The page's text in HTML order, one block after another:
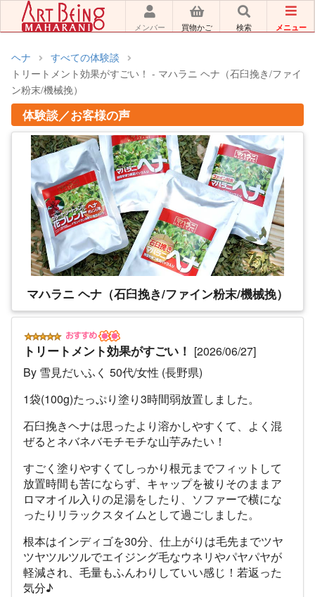
メンバー 買物かご 検索 メニュー
ヘナ
すべての体験談
トリートメント効果がすごい！ - マハラニ ヘナ（石臼挽き/ファイ
ン粉末/機械挽）
体験談／お客様の声
マハラニ ヘナ（石臼挽き/ファイン粉末/機械挽）
トリートメント効果がすごい！ [2026/06/27]
By 雪見だいふく 50代/女性 (長野県)
1袋(100g)たっぷり塗り3時間弱放置しました。
石臼挽きヘナは思ったより溶かしやすくて、よく混
ぜるとネバネバモチモチな山芋みたい！
すごく塗りやすくてしっかり根元までフィットして
放置時間も苦にならず、キャップを被りそのままア
ロマオイル入りの足湯をしたり、ソファーで横にな
ったりリラックスタイムとして過ごしました。
根本はインディゴを30分、仕上がりは毛先までツヤ
ツヤツルツルでエイジング毛なウネリやパヤパヤが
軽減され、毛量もふんわりしていい感じ！若返った
気分♪